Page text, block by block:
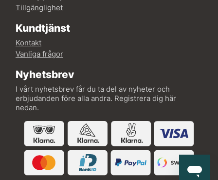
Tillgänglighet
Kundtjänst
Kontakt
Vanliga frågor
Nyhetsbrev
I vårt nyhetsbrev får du ta del av nyheter och
erbjudanden före alla andra. Registrera dig här
nedan.